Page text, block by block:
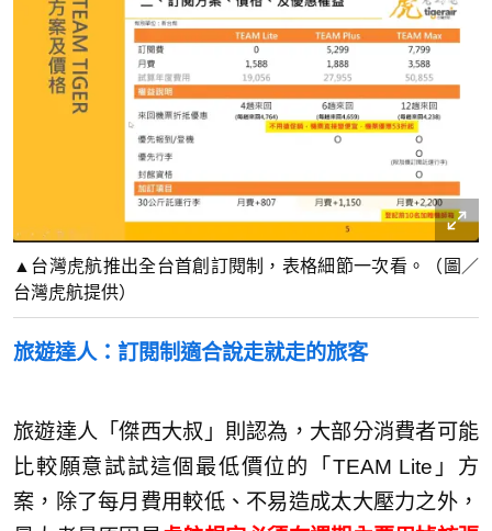
▲台灣虎航推出全台首創訂閱制，表格細節一次看。（圖／
台灣虎航提供）
旅遊達人：訂閱制適合說走就走的旅客
旅遊達人「傑西大叔」則認為，大部分消費者可能
比較願意試試這個最低價位的「TEAM Lite」方
案，除了每月費用較低、不易造成太大壓力之外，